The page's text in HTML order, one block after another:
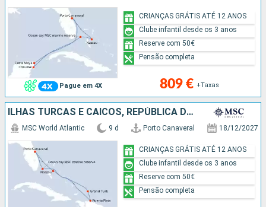
Pague em 4X 809 € +Taxas
CRIANÇAS GRÁTIS ATÉ 12 ANOS
Clube infantil desde os 3 anos
Reserve com 50€
Pensão completa
ILHAS TURCAS E CAICOS, REPÚBLICA DOMINICANA, BAHAMAS, ESTADOS UNIDOS
MSC World Atlantic 9 d Porto Canaveral 18/12/2027
CRIANÇAS GRÁTIS ATÉ 12 ANOS
Clube infantil desde os 3 anos
Reserve com 50€
Pensão completa